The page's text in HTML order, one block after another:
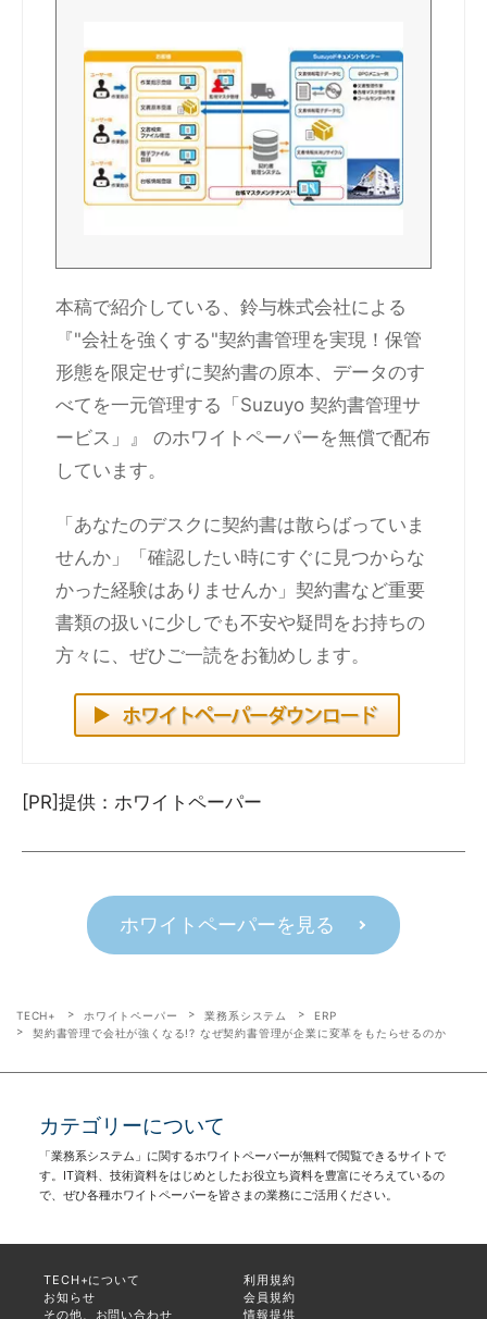
本稿で紹介している、鈴与株式会社による
『"会社を強くする"契約書管理を実現！保管
形態を限定せずに契約書の原本、データのす
べてを一元管理する「Suzuyo 契約書管理サ
ービス」』 のホワイトペーパーを無償で配布
しています。
「あなたのデスクに契約書は散らばっていま
せんか」「確認したい時にすぐに見つからな
かった経験はありませんか」契約書など重要
書類の扱いに少しでも不安や疑問をお持ちの
方々に、ぜひご一読をお勧めします。
[PR]提供：ホワイトペーパー
ホワイトペーパーを見る
TECH+ ホワイトペーパー 業務系システム
ERP
契約書管理で会社が強くなる!? なぜ契約書管理が企業に変革をもたらせるのか
カテゴリーについて
「業務系システム」に関するホワイトペーパーが無料で閲覧できるサイトで
す。IT資料、技術資料をはじめとしたお役立ち資料を豊富にそろえているの
で、ぜひ各種ホワイトペーパーを皆さまの業務にご活用ください。
TECH+について
利用規約
お知らせ
会員規約
その他、お問い合わせ
情報提供